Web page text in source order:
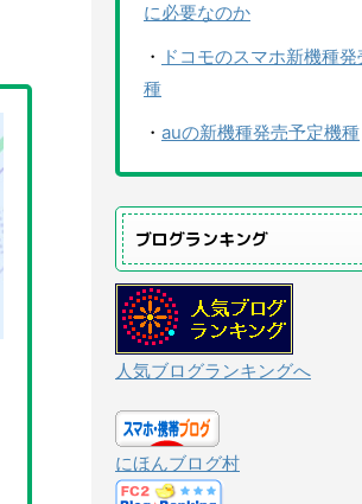
に必要なのか
・ ドコモのスマホ新機種
種
・ auの新機種発売予定機種
ブログランキング
人気ブログランキングへ
にほんブログ村